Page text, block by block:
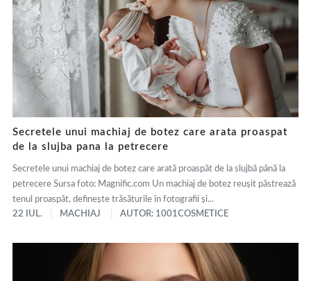
Secretele unui machiaj de botez care arata proaspat
de la slujba pana la petrecere
Secretele unui machiaj de botez care arată proaspăt de la slujbă până la
petrecere Sursa foto: Magnific.com Un machiaj de botez reușit păstrează
tenul proaspăt, definește trăsăturile în fotografii și...
22 IUL.
MACHIAJ AUTOR: 1001COSMETICE